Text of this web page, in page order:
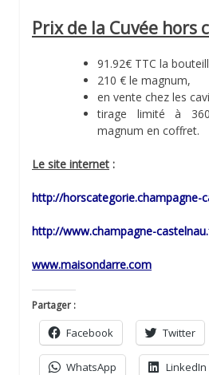
Prix de la Cuvée hors
91.92€ TTC la
210 € le magnum,
en vente chez les
tirage limité à
magnum en coffret.
Le site internet :
http://horscategorie.champagne-
http://www.champagne-
www.maisondarre.com
Partager :
Facebook Twitter
WhatsApp LinkedIn